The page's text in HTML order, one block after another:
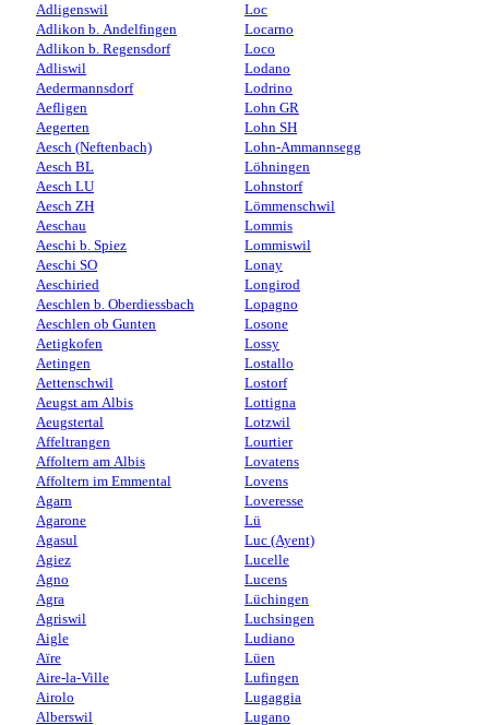
Adligenswil
Adlikon b. Andelfingen
Adlikon b. Regensdorf
Adliswil
Aedermannsdorf
Aefligen
Aegerten
Aesch (Neftenbach)
Aesch BL
Aesch LU
Aesch ZH
Aeschau
Aeschi b. Spiez
Aeschi SO
Aeschiried
Aeschlen b. Oberdiessbach
Aeschlen ob Gunten
Aetigkofen
Aetingen
Aettenschwil
Aeugst am Albis
Aeugstertal
Affeltrangen
Affoltern am Albis
Affoltern im Emmental
Agarn
Agarone
Agasul
Agiez
Agno
Agra
Agriswil
Aigle
Aïre
Aire-la-Ville
Airolo
Alberswil
Loc
Locarno
Loco
Lodano
Lodrino
Lohn GR
Lohn SH
Lohn-Ammannsegg
Löhningen
Lohnstorf
Lömmenschwil
Lommis
Lommiswil
Lonay
Longirod
Lopagno
Losone
Lossy
Lostallo
Lostorf
Lottigna
Lotzwil
Lourtier
Lovatens
Lovens
Loveresse
Lü
Luc (Ayent)
Lucelle
Lucens
Lüchingen
Luchsingen
Ludiano
Lüen
Lufingen
Lugaggia
Lugano